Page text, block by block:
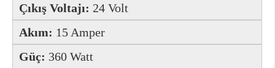
Çıkış Voltajı: 24 Volt
Akım: 15 Amper
Güç: 360 Watt